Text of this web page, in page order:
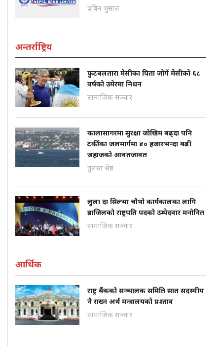
प्रबिन भुसाल
अन्तर्राष्ट्रिय
फुटबलतारा मेसीका पिता जोर्गे मेसीको ६८
वर्षको उमेरमा निधन
सामाजिक सञ्चार
कालासागरमा सुरक्षा जोखिम बढ्दा पनि
टर्कीका जलमार्गमा ४० हजारभन्दा बढी
जहाजको आवतजावत
तुलसा श्रेष्ठ
लुला दा सिल्भा चौथो कार्यकालका लागि
ब्राजिलको राष्ट्रपति पदको उम्मेदवार मनोनित
सामाजिक सञ्चार
आर्थिक
राष्ट्र बैंकको सञ्चालक समिति सात सदस्यीय
नै राख्न अर्थ मन्त्रालयको प्रश्ताव
सामाजिक सञ्चार